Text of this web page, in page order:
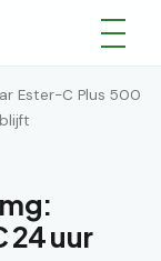
Ester-C Plus 500
24 uur